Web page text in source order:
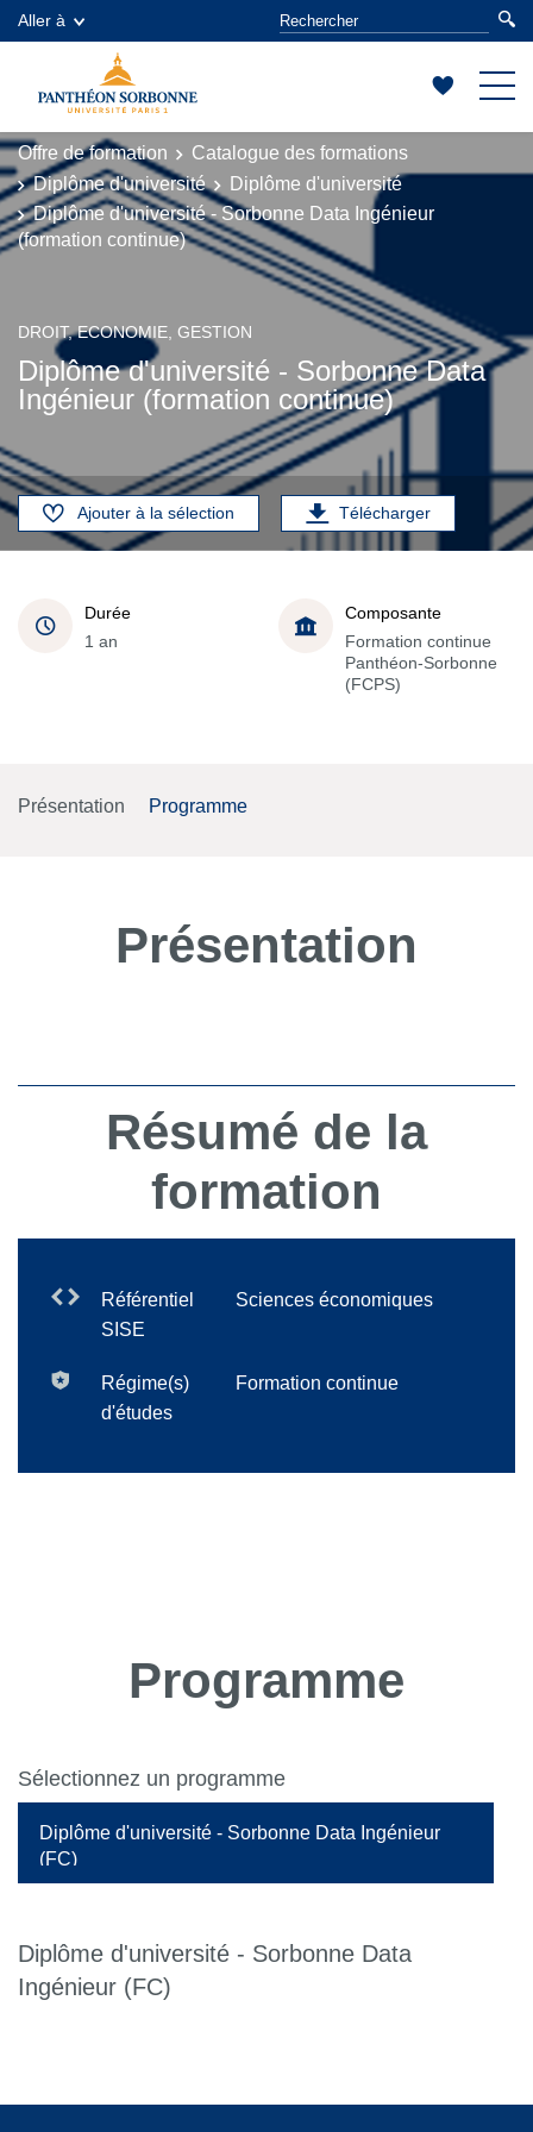
Aller à
Offre de formation
Catalogue des formations
Diplôme d'université
Diplôme d'université
Diplôme d'université - Sorbonne Data Ingénieur
(formation continue)
DROIT, ECONOMIE, GESTION
Diplôme d'université - Sorbonne Data
Ingénieur (formation continue)
Ajouter à la sélection Télécharger
Durée
1 an
Composante
Formation continue
Panthéon-Sorbonne
(FCPS)
Présentation Programme
Présentation
Résumé de la
formation
Référentiel
SISE
Sciences économiques
Régime(s)
d'études
Formation continue
Programme
Sélectionnez un programme
Diplôme d'université - Sorbonne Data Ingénieur
(FC)
Diplôme d'université - Sorbonne Data
Ingénieur (FC)